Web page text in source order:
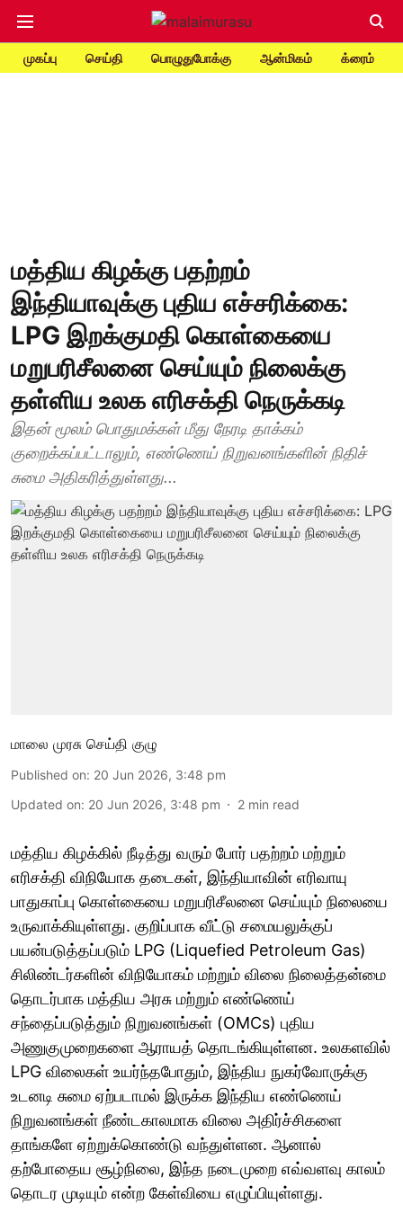
முகப்பு செய்தி பொழுதுபோக்கு ஆன்மிகம் க்ரைம்
மத்திய கிழக்கு பதற்றம்
இந்தியாவுக்கு புதிய எச்சரிக்கை:
LPG இறக்குமதி கொள்கையை
மறுபரிசீலனை செய்யும் நிலைக்கு
தள்ளிய உலக எரிசக்தி நெருக்கடி
இதன் மூலம் பொதுமக்கள் மீது நேரடி தாக்கம்
குறைக்கப்பட்டாலும், எண்ணெய் நிறுவனங்களின் நிதிச்
சுமை அதிகரித்துள்ளது...
மாலை முரசு செய்தி குழு
Published on: 20 Jun 2026, 3:48 pm
Updated on: 20 Jun 2026, 3:48 pm 2 min read
மத்திய கிழக்கில் நீடித்து வரும் போர் பதற்றம் மற்றும்
எரிசக்தி விநியோக தடைகள், இந்தியாவின் எரிவாயு
பாதுகாப்பு கொள்கையை மறுபரிசீலனை செய்யும் நிலையை
உருவாக்கியுள்ளது. குறிப்பாக வீட்டு சமையலுக்குப்
பயன்படுத்தப்படும் LPG (Liquefied Petroleum Gas)
சிலிண்டர்களின் விநியோகம் மற்றும் விலை நிலைத்தன்மை
தொடர்பாக மத்திய அரசு மற்றும் எண்ணெய்
சந்தைப்படுத்தும் நிறுவனங்கள் (OMCs) புதிய
அணுகுமுறைகளை ஆராயத் தொடங்கியுள்ளன. உலகளவில்
LPG விலைகள் உயர்ந்தபோதும், இந்திய நுகர்வோருக்கு
உடனடி சுமை ஏற்படாமல் இருக்க இந்திய எண்ணெய்
நிறுவனங்கள் நீண்டகாலமாக விலை அதிர்ச்சிகளை
தாங்களே ஏற்றுக்கொண்டு வந்துள்ளன. ஆனால்
தற்போதைய சூழ்நிலை, இந்த நடைமுறை எவ்வளவு காலம்
தொடர முடியும் என்ற கேள்வியை எழுப்பியுள்ளது.